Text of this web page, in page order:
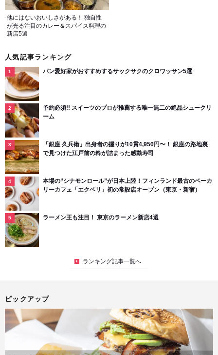
他にはないおいしさがある！ 独自性
が光る注目のカレー＆スパイス料理の
新店5選
人気記事ランキング
パン愛好家がおすすめするサックサクのクロワッサン5選
予約必須!! スイーツのプロが推薦する唯一無二の絶品シュークリ
ーム
「銀座 久兵衛」出身者の握りが10貫4,950円〜！ 銀座の路地裏
で見つけた江戸前の粋が詰まった感動寿司
本場の“シナモンロール”が日本上陸！フィンランド最古のベーカ
リーカフェ「エクベリ」初の常設店オープン（東京・新宿）
ラーメン王も注目！ 東京のラーメン新店4選
ランキング記事一覧へ
ピックアップ